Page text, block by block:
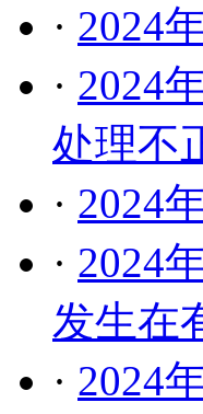
· 2024
· 2024
处理不
· 2024
· 2024
发生在
· 2024